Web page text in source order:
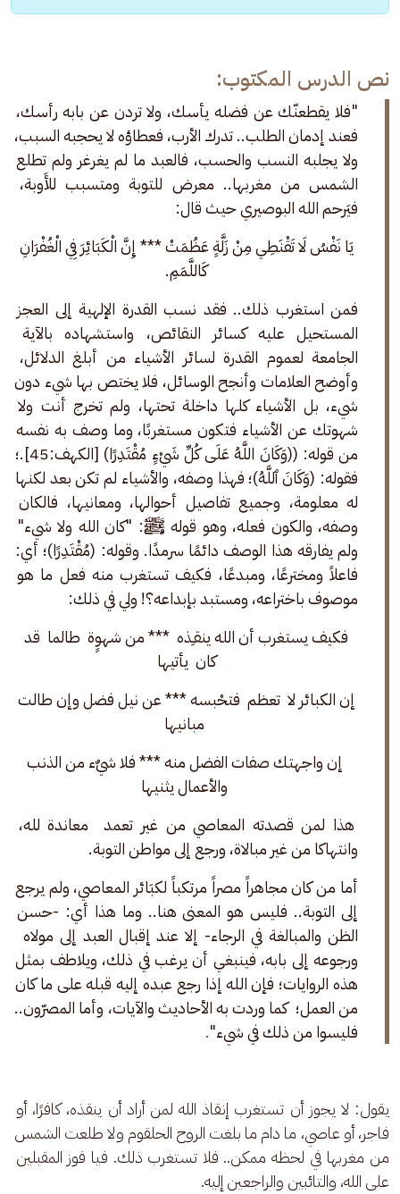
نص الدرس المكتوب:
"فلا يقطعنّك عن فضله يأسك، ولا تردن عن بابه رأسك،
فعند إدمان الطلب.. تدرك الأرب، فعطاؤه لا يحجبه السبب،
ولا يجلبه النسب والحسب، فالعبد ما لم يغرغر ولم تطلع
الشمس من مغربها.. معرض للتوبة ومتسبب للأَوبة،
فيَرحم الله البوصيري حيث قال:
يَا نَفْسُ لَا تَقْنَطِي مِنْ زَلَّةٍ عَظُمَتْ *** إِنَّ الْكَبَائِرَ فِي الْغُفْرَانِ
كَاللَّمَمِ.
فمن استغرب ذلك.. فقد نسب القدرة الإلهية إلى العجز
المستحيل عليه كسائر النقائص، واستشهاده بالآية
الجامعة لعموم القدرة لسائر الأشياء من أبلغ الدلائل،
وأوضح العلامات وأنجح الوسائل، فلا يختص بها شيء دون
شيء، بل الأشياء كلها داخلة تحتها، ولم تخرج أنت ولا
شهوتك عن الأشياء فتكون مستغربًا، وما وصف به نفسه
من قوله: ((وَكَانَ اللَّهُ عَلَى كُلِّ شَيْءٍ مُقْتَدِرًا) [الكهف:45].؛
فقوله: (وَكَانَ ٱللَّهُ)؛ فهذا وصفه، والأشياء لم تكن بعد لكنها
له معلومة، وجميع تفاصيل أحوالها، ومعانيها، فالكان
وصفه، والكون فعله، وهو قوله ﷺ: "كان الله ولا شيء"
ولم يفارقه هذا الوصف دائمًا سرمدًا. وقوله: (مُقْتَدِرًا)؛ أي:
فاعلاً ومخترعًا، ومبدعًا، فكيف تستغرب منه فعل ما هو
موصوف باختراعه، ومستبد بإبداعه؟! ولي في ذلك:
فكيف يستغرب أن الله ينقـِذه  *** من شهوٍة  طالما  قد
كان  يأتيها
إن الكبائر لا  تعظم  فتحْبسه *** عن نيل فضل وإن طالت
مبانيها
إن واجهتك صفات الفضل منه *** فلا شيٌء من الذنب
والأعمال يثنيها
هذا لمن قصدته المعاصي من غير تعمد  معاندة لله،
وانتهاكا من غير مبالاة، ورجع إلى مواطن التوبة.
أما من كان مجاهراً مصراً مرتكباً لكبَائر المعاصي، ولم يرجع
إلى التوبة.. فليس هو المعنى هنا.. وما هذا أي: -حسن
الظن والمبالغة في الرجاء- إلا عند إقبال العبد إلى مولاه
ورجوعه إلى بابه، فينبغي أن يرغب في ذلك، ويلاطف بمثل
هذه الروايات؛ فإن الله إذا رجع عبده إليه قبله على ما كان
من العمل؛  كما وردت به الأحاديث والآيات، وأما المصرّون..
فليسوا من ذلك في شيء".
يقول: لا يجوز أن تستغرب إنقاذ الله لمن أراد أن ينقذه، كافرًا، أو
فاجر، أو عاصي، ما دام ما بلغت الروح الحلقوم ولا طلعت الشمس
من مغربها في لحظه ممكن.. فلا تستغرب ذلك. فيا فوز المقبلين
على الله، والتائبين والراجعين إليه.